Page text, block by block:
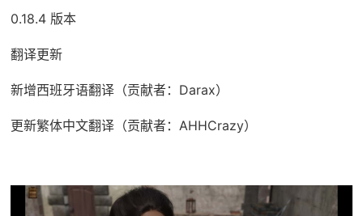
0.18.4 版本
翻译更新
新增西班牙语翻译（贡献者：Darax）
更新繁体中文翻译（贡献者：AHHCrazy）